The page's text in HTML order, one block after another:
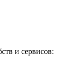
и сервисов: